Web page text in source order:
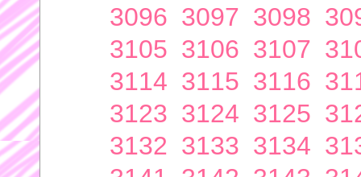
3096 3097 3098
3105 3106 3107
3114 3115 3116
3123 3124 3125
3132 3133 3134